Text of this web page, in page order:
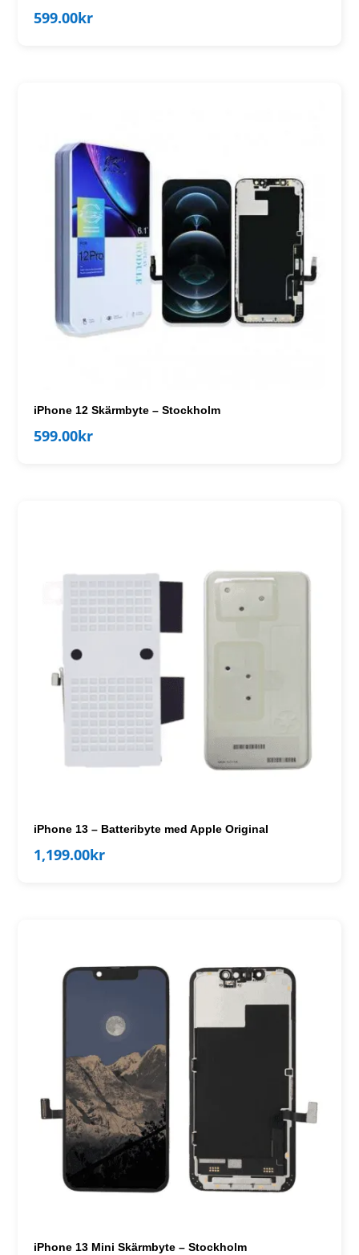
599.00kr
iPhone 12 Skärmbyte – Stockholm
599.00kr
iPhone 13 – Batteribyte med Apple Original
1,199.00kr
iPhone 13 Mini Skärmbyte – Stockholm